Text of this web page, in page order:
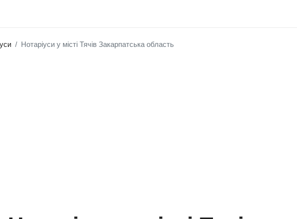
Нотаріуси у місті Тячів Закарпатська область